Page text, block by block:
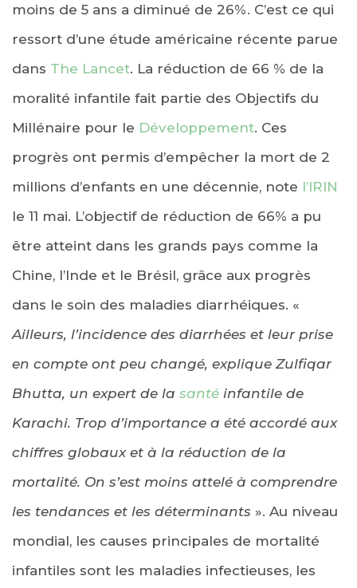
moins de 5 ans a diminué de 26%. C’est ce qui
ressort d’une étude américaine récente parue
dans The Lancet. La réduction de 66 % de la
moralité infantile fait partie des Objectifs du
Millénaire pour le Développement. Ces
progrès ont permis d’empêcher la mort de 2
millions d’enfants en une décennie, note l’IRIN
le 11 mai. L’objectif de réduction de 66% a pu
être atteint dans les grands pays comme la
Chine, l’Inde et le Brésil, grâce aux progrès
dans le soin des maladies diarrhéiques. «
Ailleurs, l’incidence des diarrhées et leur prise
en compte ont peu changé, explique Zulfiqar
Bhutta, un expert de la santé infantile de
Karachi. Trop d’importance a été accordé aux
chiffres globaux et à la réduction de la
mortalité. On s’est moins attelé à comprendre
les tendances et les déterminants ». Au niveau
mondial, les causes principales de mortalité
infantiles sont les maladies infectieuses, les